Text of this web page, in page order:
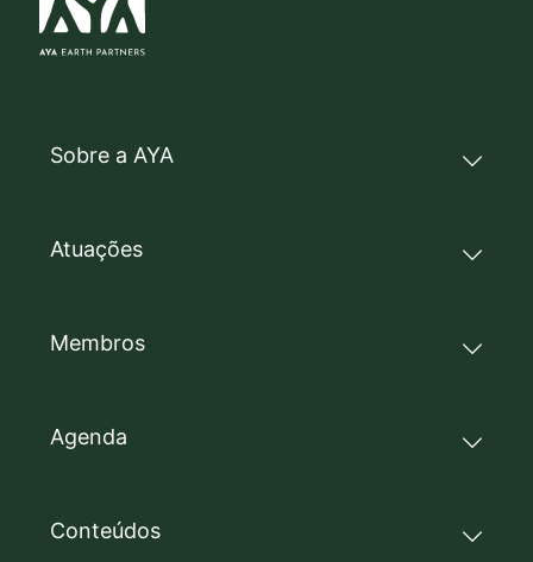
Sobre a AYA
Atuações
Membros
Agenda
Conteúdos